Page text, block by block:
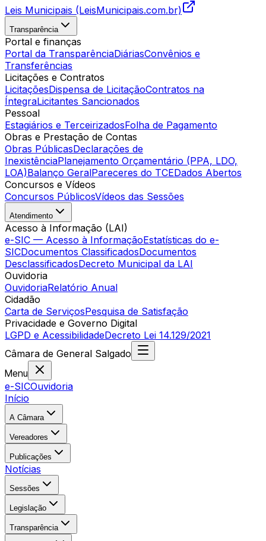
Leis Municipais (LeisMunicipais.com.br)
Transparência
Portal e finanças
Portal da TransparênciaDiáriasConvênios e
Transferências
Licitações e Contratos
LicitaçõesDispensa de LicitaçãoContratos na
ÍntegraLicitantes Sancionados
Pessoal
Estagiários e TerceirizadosFolha de Pagamento
Obras e Prestação de Contas
Obras PúblicasDeclarações de
InexistênciaPlanejamento Orçamentário (PPA, LDO,
LOA)Balanço GeralPareceres do TCEDados Abertos
Concursos e Vídeos
Concursos PúblicosVídeos das Sessões
Atendimento
Acesso à Informação (LAI)
e-SIC — Acesso à InformaçãoEstatísticas do e-
SICDocumentos ClassificadosDocumentos
DesclassificadosDecreto Municipal da LAI
Ouvidoria
OuvidoriaRelatório Anual
Cidadão
Carta de ServiçosPesquisa de Satisfação
Privacidade e Governo Digital
LGPD e AcessibilidadeDecreto Lei 14.129/2021
Câmara de General Salgado
Menu
e-SICOuvidoria
Início
A Câmara
Vereadores
Publicações
Notícias
Sessões
Legislação
Transparência